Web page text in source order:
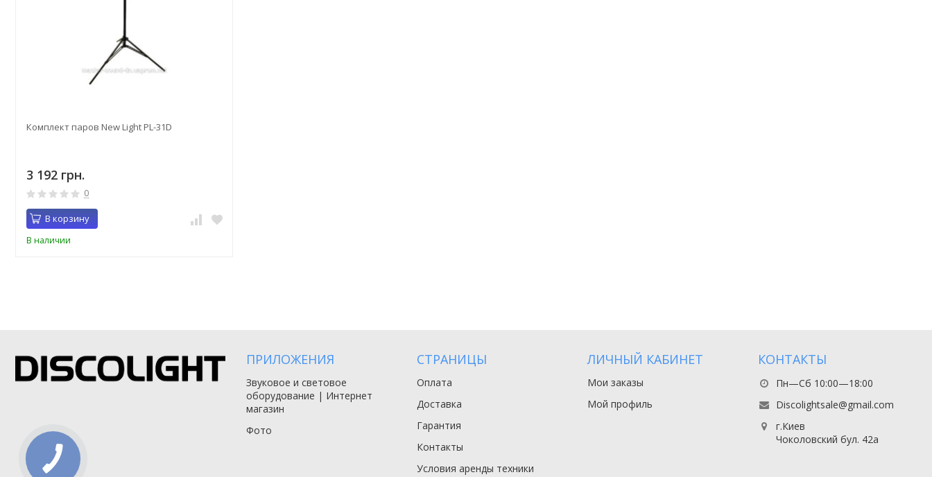
Комплект паров New Light PL-31D
3 192 грн.
0
В корзину
В наличии
ПРИЛОЖЕНИЯ
Звуковое и световое
оборудование | Интернет
магазин
Фото
СТРАНИЦЫ
Оплата
Доставка
Гарантия
Контакты
Условия аренды техники
ЛИЧНЫЙ КАБИНЕТ
Мои заказы
Мой профиль
КОНТАКТЫ
Пн—Сб 10:00—18:00
Discolightsale@gmail.com
г.Киев
Чоколовский бул. 42а